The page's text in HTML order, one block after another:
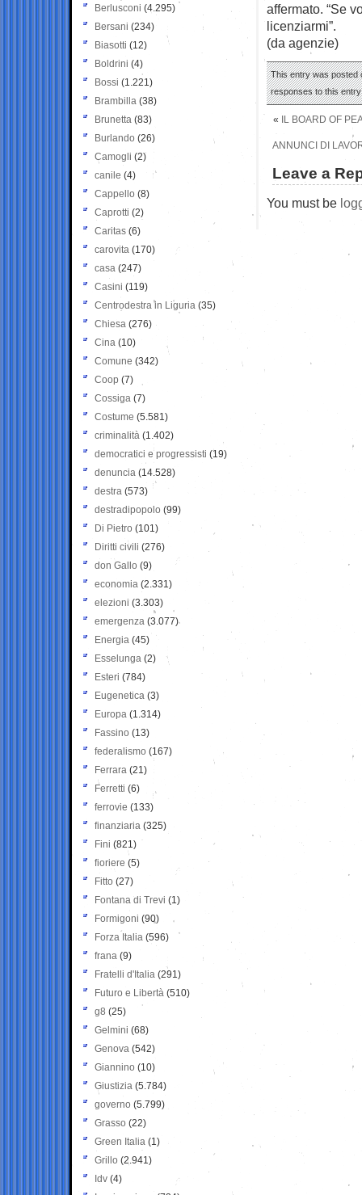
affermato. “Se
licenziarmi”.
(da agenzie)
This entry was posted
responses to this
« IL BOARD OF
ANNUNCI DI
Leave a
You must be
Berlusconi (4.295)
Bersani (234)
Biasotti (12)
Boldrini (4)
Bossi (1.221)
Brambilla (38)
Brunetta (83)
Burlando (26)
Camogli (2)
canile (4)
Cappello (8)
Caprotti (2)
Caritas (6)
carovita (170)
casa (247)
Casini (119)
Centrodestra in Liguria (35)
Chiesa (276)
Cina (10)
Comune (342)
Coop (7)
Cossiga (7)
Costume (5.581)
criminalità (1.402)
democratici e progressisti (19)
denuncia (14.528)
destra (573)
destradipopolo (99)
Di Pietro (101)
Diritti civili (276)
don Gallo (9)
economia (2.331)
elezioni (3.303)
emergenza (3.077)
Energia (45)
Esselunga (2)
Esteri (784)
Eugenetica (3)
Europa (1.314)
Fassino (13)
federalismo (167)
Ferrara (21)
Ferretti (6)
ferrovie (133)
finanziaria (325)
Fini (821)
fioriere (5)
Fitto (27)
Fontana di Trevi (1)
Formigoni (90)
Forza Italia (596)
frana (9)
Fratelli d'Italia (291)
Futuro e Libertà (510)
g8 (25)
Gelmini (68)
Genova (542)
Giannino (10)
Giustizia (5.784)
governo (5.799)
Grasso (22)
Green Italia (1)
Grillo (2.941)
Idv (4)